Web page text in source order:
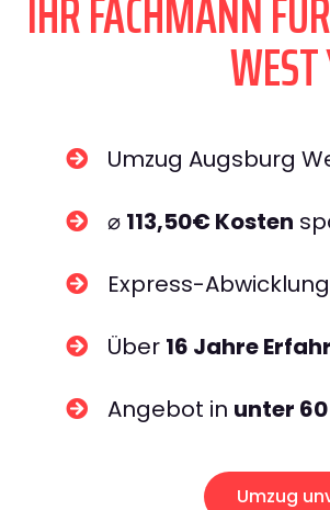
Umzug Augsburg
⌀ 113,50€ Kosten
Express-
Über 16 Jahre
Angebot in unter
Umzug